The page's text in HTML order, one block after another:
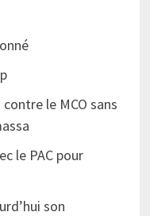
le MCO sans
le PAC pour
son